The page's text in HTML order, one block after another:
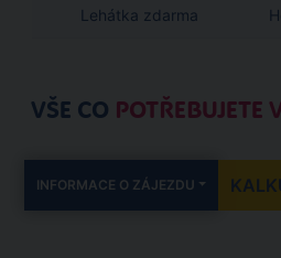
Lehátka zdarma
VŠE CO POTŘEBUJETE
INFORMACE O ZÁJEZDU